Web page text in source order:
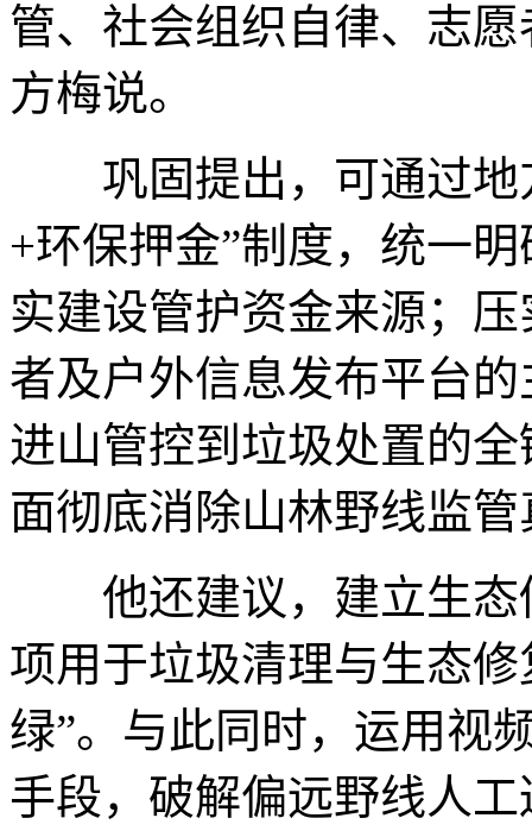
管、社会组织自律、志
方梅说。
巩固提出，可通过地
+环保押金”制度，统一
实建设管护资金来源；
者及户外信息发布平台
进山管控到垃圾处置的
面彻底消除山林野线监管
他还建议，建立生态
项用于垃圾清理与生态
绿”。与此同时，运用视
手段，破解偏远野线人